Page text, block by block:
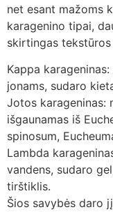
net esant mažoms
karagenino tipai,
skirtingas tekstūros
Kappa
jonams, sudaro
Jotos karageninas:
išgaunamas iš
spinosum,
Lambda
vandens, sudaro
tirštiklis.
Šios savybės daro